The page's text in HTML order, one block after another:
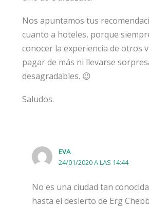
Nos apuntamos tus
cuanto a hoteles, porque
conocer la experiencia de otros
pagar de más ni llevarse
desagradables. 😉
Saludos.
EVA
24/01/2020 A LAS 14:44
No es una ciudad tan
hasta el desierto de Erg